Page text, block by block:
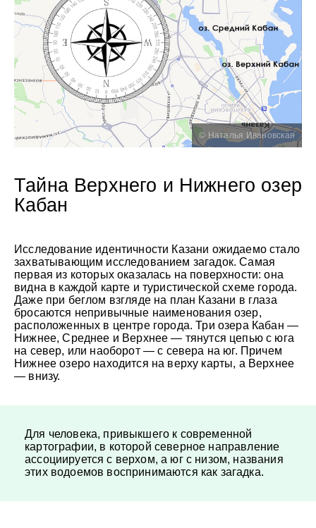
© Наталья Ивановская
Тайна Верхнего и Нижнего озер
Кабан
Исследование идентичности Казани ожидаемо стало
захватывающим исследованием загадок. Самая
первая из которых оказалась на поверхности: она
видна в каждой карте и туристической схеме города.
Даже при беглом взгляде на план Казани в глаза
бросаются непривычные наименования озер,
расположенных в центре города. Три озера Кабан —
Нижнее, Среднее и Верхнее — тянутся цепью с юга
на север, или наоборот — с севера на юг. Причем
Нижнее озеро находится на верху карты, а Верхнее
— внизу.
Для человека, привыкшего к современной
картографии, в которой северное направление
ассоциируется с верхом, а юг с низом, названия
этих водоемов воспринимаются как загадка.